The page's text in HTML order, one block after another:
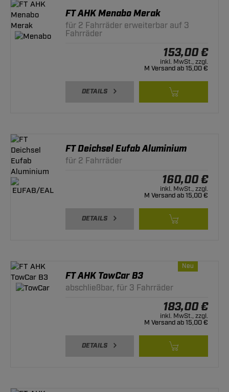
FT AHK Menabo Merak
für 2 Fahrräder erweiterbar auf 3
Fahrräder
153,00 €
inkl. MwSt., zzgl.
M Versand ab 15,00 €
DETAILS
FT Deichsel Eufab Aluminium
für 2 Fahrräder
160,00 €
inkl. MwSt., zzgl.
M Versand ab 15,00 €
DETAILS
Neu
FT AHK TowCar B3
abschließbar, für 3 Fahrräder
183,00 €
inkl. MwSt., zzgl.
M Versand ab 15,00 €
DETAILS